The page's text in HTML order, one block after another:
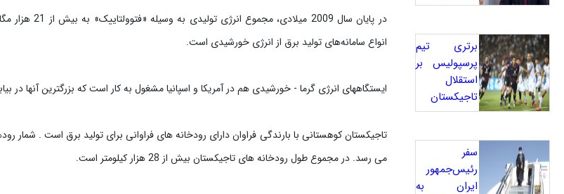
انواع سامانه‌های تولید برق از انرژی خورشیدی است.
ایستگاههای انرژی گرما - خورشیدی هم در آمریکا و اسپانیا مشغول به کار است که بزرگترین آنها در بیابان «موهاوی» 354
می رسد. در مجموع طول رودخانه های تاجیکستان بیش از 28 هزار کیلومتر است.
برتری تیم
پرسپولیس بر
استقلال
تاجیکستان
سفر
رئیس‌جمهور
ایران به